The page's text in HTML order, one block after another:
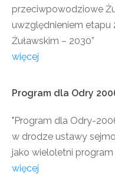
przeciwpowodziowe
uwzględnieniem etapu
Żuławskim – 2030”
więcej
Program dla Odry
"Program dla Odry-
w drodze ustawy
jako wieloletni program
więcej